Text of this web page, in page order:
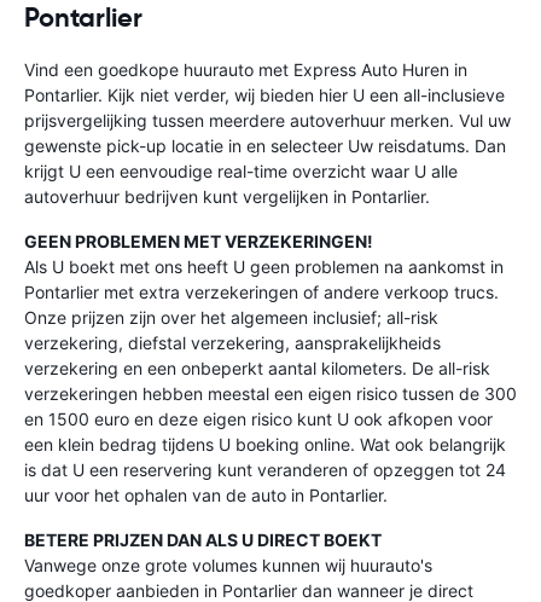
Pontarlier
Vind een goedkope huurauto met Express Auto Huren in
Pontarlier. Kijk niet verder, wij bieden hier U een all-inclusieve
prijsvergelijking tussen meerdere autoverhuur merken. Vul uw
gewenste pick-up locatie in en selecteer Uw reisdatums. Dan
krijgt U een eenvoudige real-time overzicht waar U alle
autoverhuur bedrijven kunt vergelijken in Pontarlier.
GEEN PROBLEMEN MET VERZEKERINGEN!
Als U boekt met ons heeft U geen problemen na aankomst in
Pontarlier met extra verzekeringen of andere verkoop trucs.
Onze prijzen zijn over het algemeen inclusief; all-risk
verzekering, diefstal verzekering, aansprakelijkheids
verzekering en een onbeperkt aantal kilometers. De all-risk
verzekeringen hebben meestal een eigen risico tussen de 300
en 1500 euro en deze eigen risico kunt U ook afkopen voor
een klein bedrag tijdens U boeking online. Wat ook belangrijk
is dat U een reservering kunt veranderen of opzeggen tot 24
uur voor het ophalen van de auto in Pontarlier.
BETERE PRIJZEN DAN ALS U DIRECT BOEKT
Vanwege onze grote volumes kunnen wij huurauto's
goedkoper aanbieden in Pontarlier dan wanneer je direct